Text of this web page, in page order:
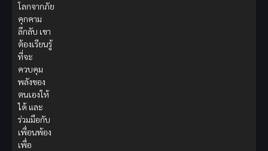
โลกจากภัย
คุกคาม
ลึกลับ เขา
ต้องเรียนรู้
ที่จะ
ควบคุม
พลังของ
ตนเองให้
ได้ และ
ร่วมมือกับ
เพื่อนพ้อง
เพื่อ